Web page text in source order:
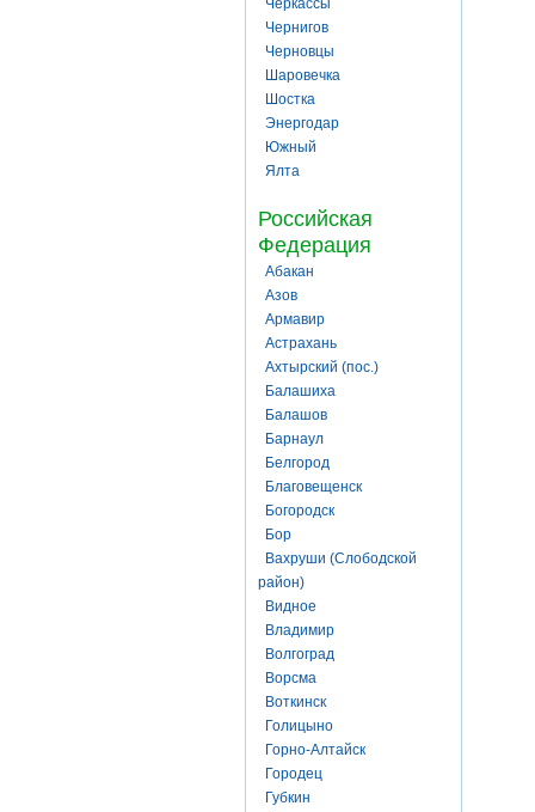
Черкассы
Чернигов
Черновцы
Шаровечка
Шостка
Энергодар
Южный
Ялта
Российская
Федерация
Абакан
Азов
Армавир
Астрахань
Ахтырский (пос.)
Балашиха
Балашов
Барнаул
Белгород
Благовещенск
Богородск
Бор
Вахруши (Слободской
район)
Видное
Владимир
Волгоград
Ворсма
Воткинск
Голицыно
Горно-Алтайск
Городец
Губкин